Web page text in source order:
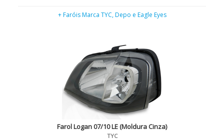
+ Faróis Marca TYC, Depo e Eagle Eyes
Farol Logan 07/10 LE (Moldura Cinza)
TYC